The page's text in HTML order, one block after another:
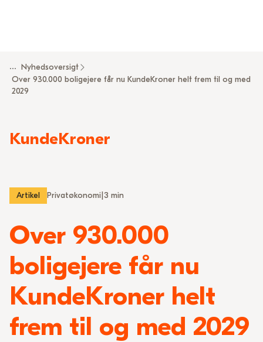
... Nyhedsoversigt
Over 930.000 boligejere får nu KundeKroner helt frem til og med
2029
KundeKroner
Artikel Privatøkonomi 3 min
Over 930.000
boligejere får nu
KundeKroner helt
frem til og med 2029